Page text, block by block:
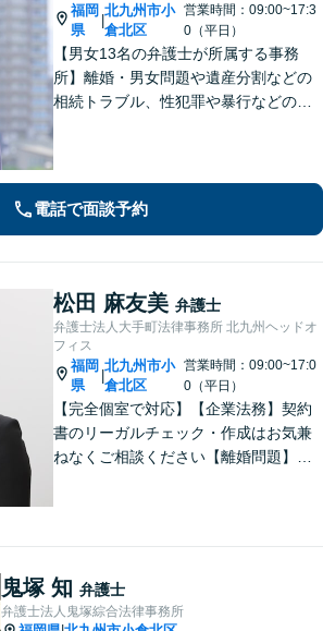
福岡
県
北九州市小
倉北区
営業時間：09:00~17:3
0（平日）
【男女13名の弁護士が所属する事務
所】離婚・男女問題や遺産分割などの
相続トラブル、性犯罪や暴行などの刑
します【土日祝・当日対応可】
電話で面談予約
松田 麻友美 弁護士
弁護士法人大手町法律事務所 北九州ヘッドオ
フィス
福岡
県
北九州市小
倉北区
営業時間：09:00~17:0
0（平日）
【完全個室で対応】【企業法務】契約
書のリーガルチェック・作成はお気兼
ねなくご相談ください【離婚問題】不
鬼塚 知 弁護士
弁護士法人鬼塚綜合法律事務所